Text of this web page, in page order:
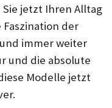
jetzt Ihren Alltag
der
immer weiter
und die absolute
Modelle jetzt